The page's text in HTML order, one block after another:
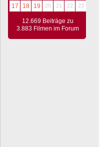
17
18 19 20 21 22 23
12.669 Beiträge zu
3.883 Filmen im Forum